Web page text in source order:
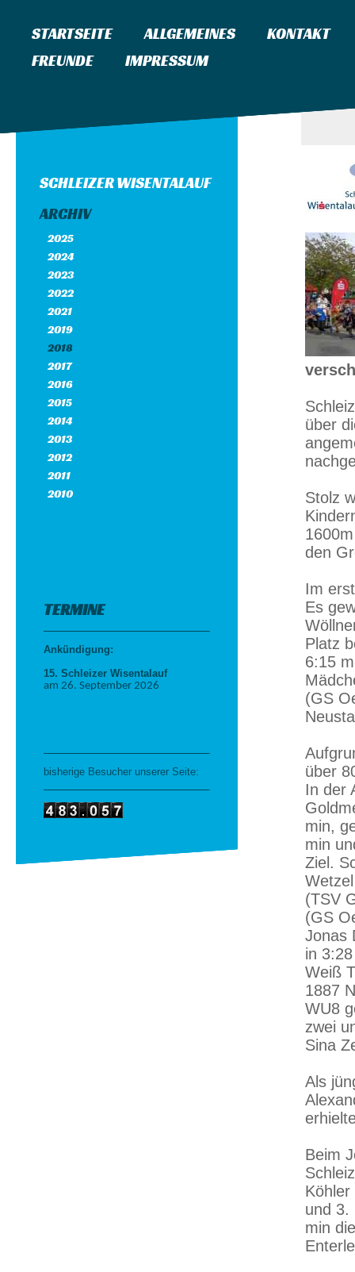
STARTSEITE ALLGEMEINES
KONTAKT
FREUNDE
IMPRESSUM
SCHLEIZER WISENTALAUF
ARCHIV
2025
2024
2023
2022
2021
2019
2018
2017
2016
2015
2014
2013
2012
2011
2010
TERMINE
Ankündigung:
15. Schleizer Wisentalauf
am 26. September 2026
bisherige Besucher unserer Seite:
über
Stolz
den
Im
Es
Platz
6:15
(GS
über
In der
min,
min
Ziel.
(TSV
(GS
Jonas
in
Weiß
1887
WU8
zwei
Sina
Als
Beim
und 3.
min